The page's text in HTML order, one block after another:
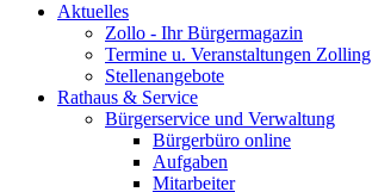
Aktuelles
Zollo - Ihr Bürgermagazin
Termine u. Veranstaltungen Zolling
Stellenangebote
Rathaus & Service
Bürgerservice und Verwaltung
Bürgerbüro online
Aufgaben
Mitarbeiter